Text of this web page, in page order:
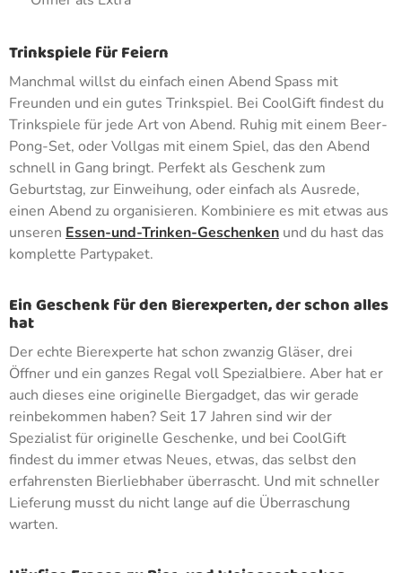
Trinkspiele für Feiern
Manchmal willst du einfach einen Abend Spass mit
Freunden und ein gutes Trinkspiel. Bei CoolGift findest du
Trinkspiele für jede Art von Abend. Ruhig mit einem Beer-
Pong-Set, oder Vollgas mit einem Spiel, das den Abend
schnell in Gang bringt. Perfekt als Geschenk zum
Geburtstag, zur Einweihung, oder einfach als Ausrede,
einen Abend zu organisieren. Kombiniere es mit etwas aus
unseren Essen-und-Trinken-Geschenken und du hast das
komplette Partypaket.
Ein Geschenk für den Bierexperten, der schon alles
hat
Der echte Bierexperte hat schon zwanzig Gläser, drei
Öffner und ein ganzes Regal voll Spezialbiere. Aber hat er
auch dieses eine originelle Biergadget, das wir gerade
reinbekommen haben? Seit 17 Jahren sind wir der
Spezialist für originelle Geschenke, und bei CoolGift
findest du immer etwas Neues, etwas, das selbst den
erfahrensten Bierliebhaber überrascht. Und mit schneller
Lieferung musst du nicht lange auf die Überraschung
warten.